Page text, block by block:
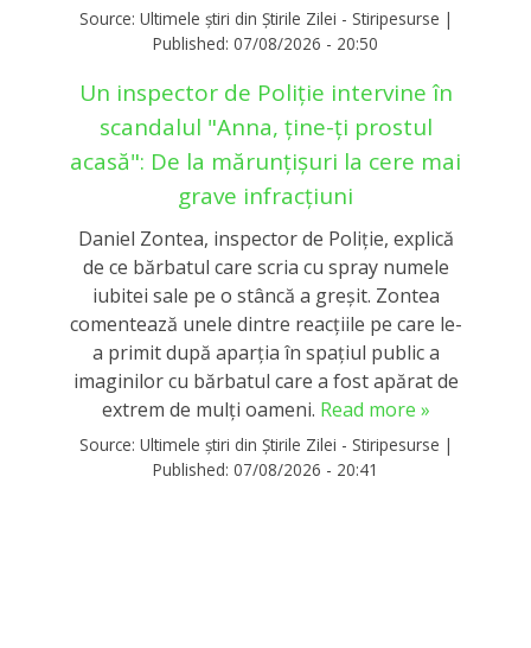
Source: Ultimele știri din Știrile Zilei - Stiripesurse |
Published: 07/08/2026 - 20:50
Un inspector de Poliție intervine în
scandalul "Anna, ține-ți prostul
acasă": De la mărunțișuri la cere mai
grave infracțiuni
Daniel Zontea, inspector de Poliţie, explică
de ce bărbatul care scria cu spray numele
iubitei sale pe o stâncă a greșit. Zontea
comentează unele dintre reacţiile pe care le-
a primit după aparţia în spaţiul public a
imaginilor cu bărbatul care a fost apărat de
extrem de mulți oameni. Read more »
Source: Ultimele știri din Știrile Zilei - Stiripesurse |
Published: 07/08/2026 - 20:41